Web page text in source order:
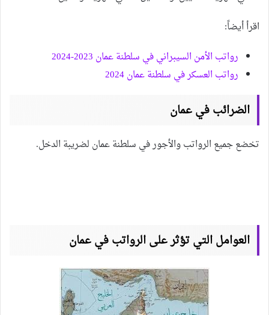
اقرأ أيضاً:
رواتب الأمن السيبراني في سلطنة عمان 2023-2024
رواتب العسكر في سلطنة عمان 2024
الضرائب في عمان
تخضع جميع الرواتب والأجور في سلطنة عمان لضريبة الدخل.
العوامل التي تؤثر على الرواتب في عمان